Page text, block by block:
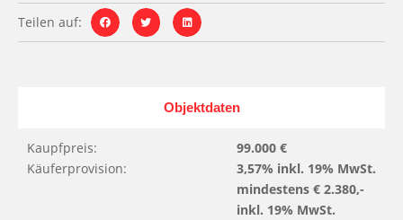
Teilen auf:
Objektdaten
Kaupfpreis:
99.000 €
Käuferprovision:
3,57% inkl. 19% MwSt.
mindestens € 2.380,-
inkl. 19% MwSt.